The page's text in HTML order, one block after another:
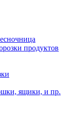
продуктов
ящики, и пр.